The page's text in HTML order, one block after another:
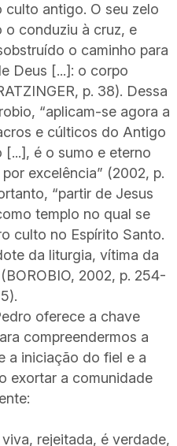
culto antigo. O seu zelo
conduziu à cruz, e
o caminho para
Deus [...]: o corpo
p. 38). Dessa
“aplicam-se agora a
e cúlticos do Antigo
[...], é o sumo e eterno
excelência” (2002, p.
“partir de Jesus
templo no qual se
culto no Espírito Santo.
da liturgia, vítima da
2002, p. 254-
oferece a chave
compreendermos a
a iniciação do fiel e a
exortar a comunidade
rejeitada, é verdade,